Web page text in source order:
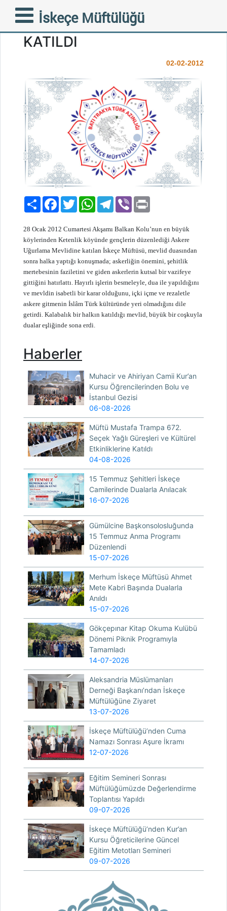
İskeçe Müftülüğü
MÜFTÜ EFENDİ ASKER
UĞURLAMA MEVLİDİNE
KATILDI
02-02-2012
PaylaşFacebook
TwitterWhatsAppTelegram
Viber
28 Ocak 2012 Cumartesi Akşamı Balkan Kolu’nun en büyük
köylerinden Ketenlik köyünde gençlerin düzenlediği Askere
Uğurlama Mevlidine katılan İskeçe Müftüsü, mevlid duasından
sonra halka yaptığı konuşmada; askerliğin önemini, şehitlik
mertebesinin faziletini ve giden askerlerin kutsal bir vazifeye
gittiğini hatırlattı. Hayırlı işlerin besmeleyle, dua ile yapıldığını
ve mevldin isabetli bir karar olduğunu, içki içme ve rezaletle
askere gitmenin İslâm Türk kültüründe yeri olmadığını dile
getirdi. Kalabalık bir halkın katıldığı mevlid, büyük bir coşkuyla
dualar eşliğinde sona erdi.
Haberler
Muhacir ve Ahiriyan Camii Kur’an
Kursu Öğrencilerinden Bolu ve
İstanbul Gezisi
06-08-2026
Müftü Mustafa Trampa 672.
Seçek Yağlı Güreşleri ve Kültürel
Etkinliklerine Katıldı
04-08-2026
15 Temmuz Şehitleri İskeçe
Camilerinde Dualarla Anılacak
16-07-2026
Gümülcine Başkonsolosluğunda
15 Temmuz Anma Programı
Düzenlendi
15-07-2026
Merhum İskeçe Müftüsü Ahmet
Mete Kabri Başında Dualarla
Anıldı
15-07-2026
Gökçepınar Kitap Okuma Kulübü
Dönemi Piknik Programıyla
Tamamladı
14-07-2026
Aleksandria Müslümanları
Derneği Başkanı’ndan İskeçe
Müftülüğüne Ziyaret
13-07-2026
İskeçe Müftülüğü’nden Cuma
Namazı Sonrası Aşure İkramı
12-07-2026
Eğitim Semineri Sonrası
Müftülüğümüzde Değerlendirme
Toplantısı Yapıldı
09-07-2026
İskeçe Müftülüğü’nden Kur’an
Kursu Öğreticilerine Güncel
Eğitim Metotları Semineri
09-07-2026